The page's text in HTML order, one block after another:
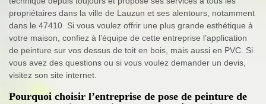
propriétaires dans la ville de Lauzun et ses alentours, notamment
dans le 47410. Si vous voulez offrir une plus grande esthétique à
votre maison, confiez à l’équipe de cette entreprise l’application
de peinture sur vos dessus de toit en bois, mais aussi en PVC. Si
vous avez des questions ou si vous voulez demander un devis,
visitez son site internet.
Pourquoi choisir l’entreprise de pose de peinture de